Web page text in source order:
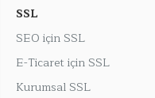
SSL
SEO için SSL
E-Ticaret için SSL
Kurumsal SSL